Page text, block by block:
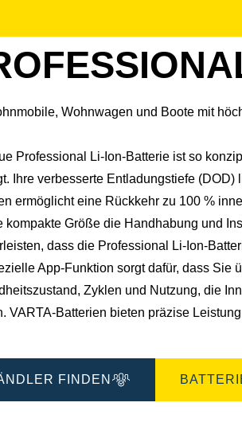
Wohnwagen und Boote mit
Professional Li-Ion-Batterie ist so
Ihre verbesserte Entladungstiefe
ermöglicht eine Rückkehr zu 100 %
kompakte Größe die Handhabung und
dass die Professional Li-Ion-
App-Funktion sorgt dafür, dass Sie
Zyklen und Nutzung, die
VARTA-Batterien bieten präzise
FINDEN